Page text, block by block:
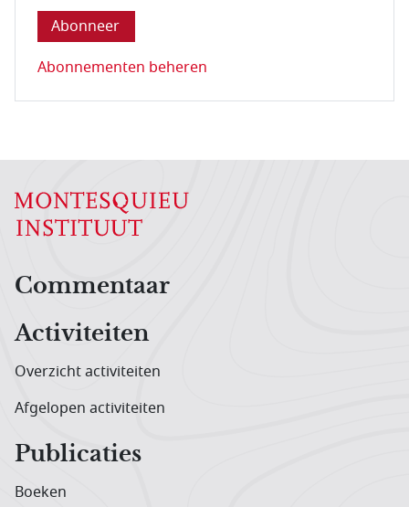
Abonnementen beheren
Hoofdnavigatiemenu
Commentaar
Activiteiten
Overzicht activiteiten
Afgelopen activiteiten
Publicaties
Boeken